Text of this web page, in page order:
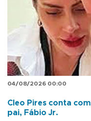
04/08/2026 00:00
Cleo Pires conta
pai, Fábio Jr.